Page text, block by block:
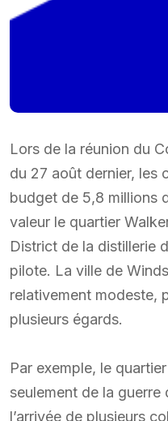
Lors de la réunion du
du 27 août dernier, les
budget de 5,8 millions
valeur le quartier
District de la distillerie
pilote. La ville de
relativement modeste,
plusieurs égards.
Par exemple, le
seulement de la guerre
l’arrivée de plusieurs